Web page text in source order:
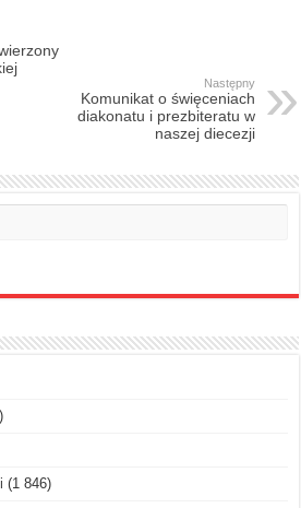
Następny
Komunikat o święceniach
diakonatu i prezbiteratu w
naszej diecezji
(1 846)